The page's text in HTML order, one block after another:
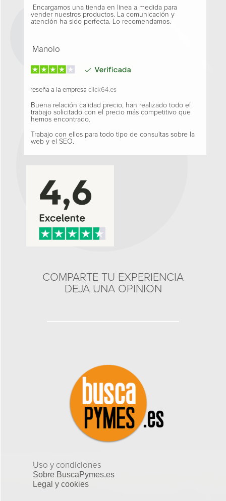
Encargamos una tienda en linea a medida para
vender nuestros productos. La comunicación y
atención ha sido perfecta. Lo recomendamos.
Manolo
reseña a la empresa click64.es
Buena relación calidad precio, han realizado todo el
trabajo solicitado con el precio más competitivo que
hemos encontrado.
Trabajo con ellos para todo tipo de consultas sobre la
web y el SEO.
COMPARTE TU EXPERIENCIA
DEJA UNA OPINION
Uso y condiciones
Sobre BuscaPymes.es
Legal y cookies